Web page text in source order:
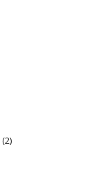
(2)